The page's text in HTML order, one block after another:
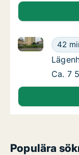
42
Lägenhet att
Ca. 7
Populära